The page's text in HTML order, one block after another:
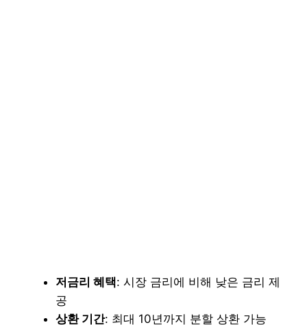
저금리 혜택: 시장 금리에 비해 낮은 금리 제
공
상환 기간: 최대 10년까지 분할 상환 가능